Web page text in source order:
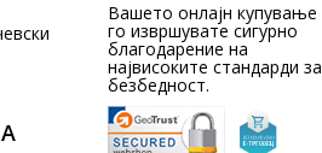
Вашето онлајн купување
го извршувате сигурно
благодарение на
највисоките стандарди за
безбедност.